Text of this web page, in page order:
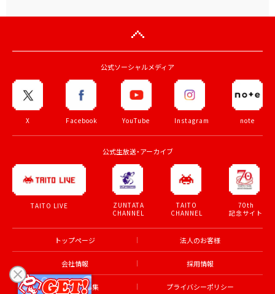
公式ソーシャルメディア
X Facebook YouTube Instagram note
公式生放送・アーカイブ
TAITO LIVE
ZUNTATA
CHANNEL
TAITO
CHANNEL
70th
記念サイト
トップページ 法人のお客様
会社情報 採用情報
アルバイト募集 プライバシーポリシー